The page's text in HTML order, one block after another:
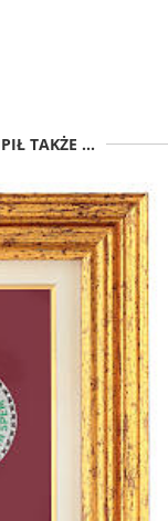
TAKŻE ...